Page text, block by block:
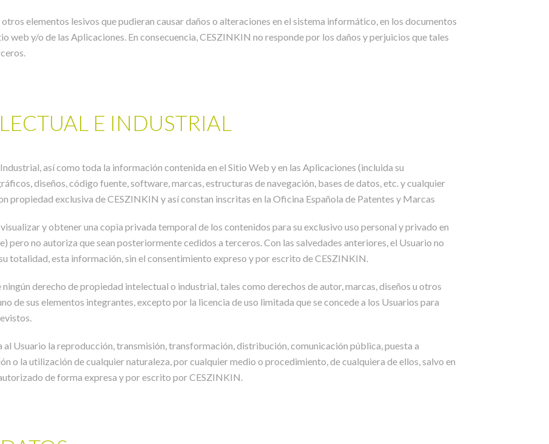
elementos lesivos que pudieran causar daños o alteraciones en el sistema informático, en los documentos
web y/o de las Aplicaciones. En consecuencia, CESZINKIN no responde por los daños y perjuicios que tales
E INDUSTRIAL
así como toda la información contenida en el Sitio Web y en las Aplicaciones (incluida su
diseños, código fuente, software, marcas, estructuras de navegación, bases de datos, etc. y cualquier
propiedad exclusiva de CESZINKIN y así constan inscritas en la Oficina Española de Patentes y Marcas
y obtener una copia privada temporal de los contenidos para su exclusivo uso personal y privado en
pero no autoriza que sean posteriormente cedidos a terceros. Con las salvedades anteriores, el Usuario no
totalidad, esta información, sin el consentimiento expreso y por escrito de CESZINKIN.
derecho de propiedad intelectual o industrial, tales como derechos de autor, marcas, diseños u otros
de sus elementos integrantes, excepto por la licencia de uso limitada que se concede a los Usuarios para
al Usuario la reproducción, transmisión, transformación, distribución, comunicación pública, puesta a
o la utilización de cualquier naturaleza, por cualquier medio o procedimiento, de cualquiera de ellos, salvo en
de forma expresa y por escrito por CESZINKIN.